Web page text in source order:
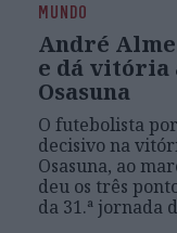
MUNDO
André
e dá vitória
Osasuna
O futebolista
decisivo na
Osasuna, ao
deu os três
da 31.ª jornada